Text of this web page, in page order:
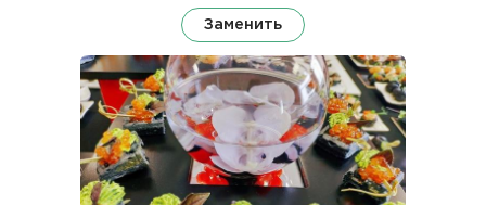
Заменить